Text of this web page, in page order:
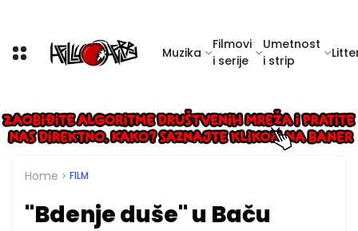
Muzika
Filmovi
i serije
Umetnost
i strip
Home FILM
''Bdenje duše'' u Baču